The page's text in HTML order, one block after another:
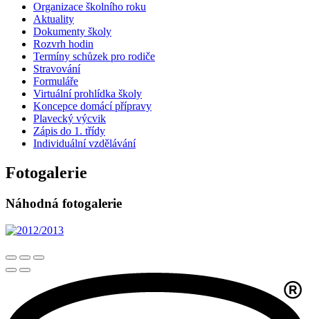
Organizace školního roku
Aktuality
Dokumenty školy
Rozvrh hodin
Termíny schůzek pro rodiče
Stravování
Formuláře
Virtuální prohlídka školy
Koncepce domácí přípravy
Plavecký výcvik
Zápis do 1. třídy
Individuální vzdělávání
Fotogalerie
Náhodná fotogalerie